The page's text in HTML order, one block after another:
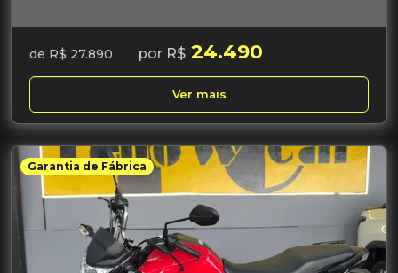
de R$ 27.890 por R$ 24.490
Ver mais
Garantia de Fábrica